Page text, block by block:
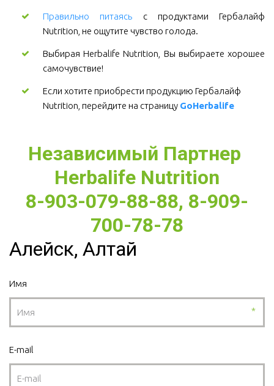
Правильно питаясь с продуктами Гербалайф
Nutrition, не ощутите чувство голода.
Выбирая Herbalife Nutrition, Вы выбираете хорошее
самочувствие!
Если хотите приобрести продукцию Гербалайф
Nutrition, перейдите на страницу GoHerbalife
Независимый Партнер
Herbalife Nutrition
8-903-079-88-88, 8-909-
700-78-78
Алейск, Алтай
Имя
*
E-mail